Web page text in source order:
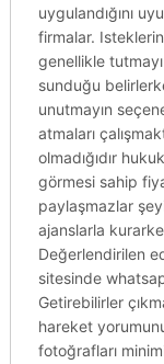
uygulandığını
firmalar.
genellikle
sunduğu
unutmayın
atmaları
olmadığıdır
görmesi sahip
paylaşmazlar
ajanslarla
Değerlendirilen
sitesinde
Getirebilirler
hareket
fotoğrafları